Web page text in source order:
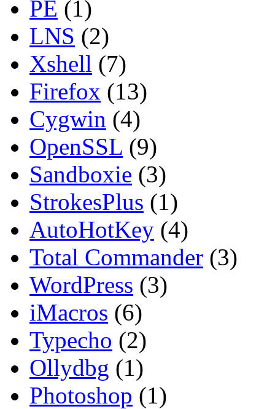
PE (1)
LNS (2)
Xshell (7)
Firefox (13)
Cygwin (4)
OpenSSL (9)
Sandboxie (3)
StrokesPlus (1)
AutoHotKey (4)
Total Commander (3)
WordPress (3)
iMacros (6)
Typecho (2)
Ollydbg (1)
Photoshop (1)